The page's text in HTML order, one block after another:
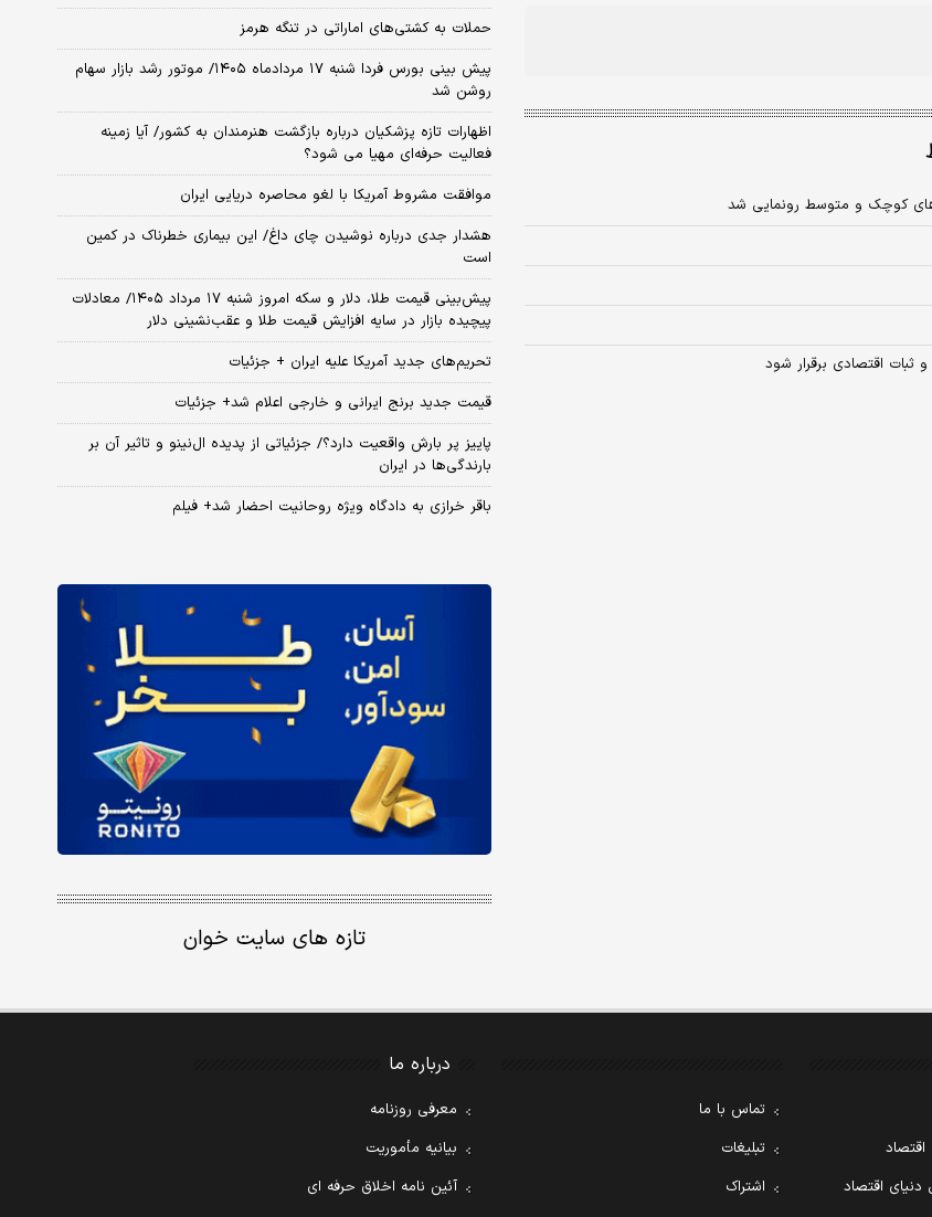
کوچک و متوسط رونمایی شد
اقتصادی برقرار شود
حملات به کشتی‌های اماراتی در تنگه هرمز
پیش بینی بورس فردا شنبه ۱۷ مردادماه ۱۴۰۵/ موتور رشد بازار سهام
روشن شد
اظهارات تازه پزشکیان درباره بازگشت هنرمندان به کشور/ آیا زمینه
فعالیت حرفه‌ای مهیا می شود؟
موافقت مشروط آمریکا با لغو محاصره دریایی ایران
هشدار جدی درباره نوشیدن چای داغ/ این بیماری خطرناک در کمین
است
پیش‌بینی قیمت طلا، دلار و سکه امروز شنبه ۱۷ مرداد ۱۴۰۵/ معادلات
پیچیده بازار در سایه افزایش قیمت طلا و عقب‌نشینی دلار
تحریم‌های جدید آمریکا علیه ایران + جزئیات
قیمت جدید برنج ایرانی و خارجی اعلام شد+ جزئیات
پاییز پر بارش واقعیت دارد؟/ جزئیاتی از پدیده ال‌نینو و تاثیر آن بر
بارندگی‌ها در ایران
باقر خرازی به دادگاه ویژه روحانیت احضار شد+ فیلم
تازه های سایت خوان
اقتصاد
تماس با ما
تبلیغات
اشتراک
درباره ما
معرفی روزنامه
بیانیه مأموریت
آئین نامه اخلاق حرفه ای